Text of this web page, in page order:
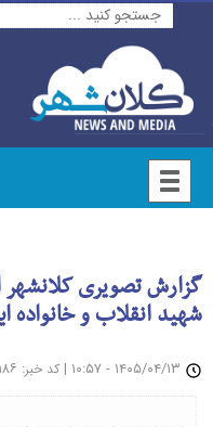
گزارش تصویری کلانشهر
شهید انقلاب و خانواده
| کد خبر: ۶۲۱۸۶